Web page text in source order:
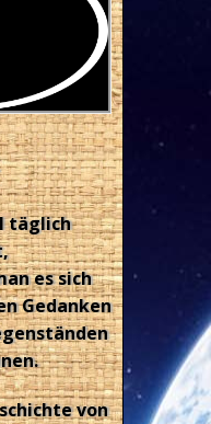
täglich
es sich
Gedanken
von